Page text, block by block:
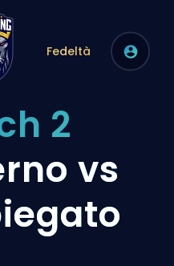
Fedeltà
2
vs